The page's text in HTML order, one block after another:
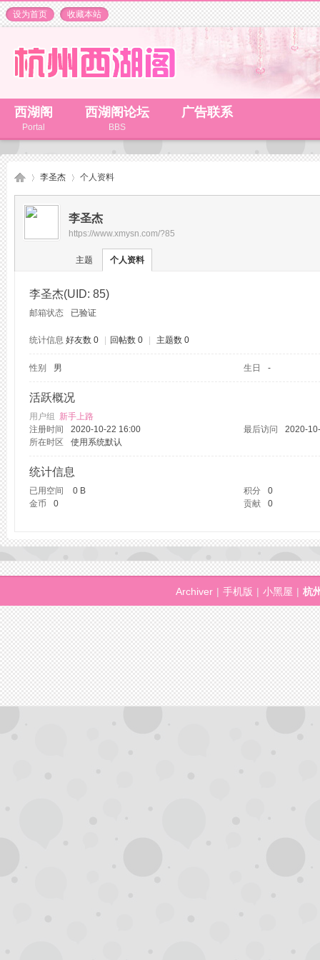
设为首页 收藏本站
西湖阁
Portal
西湖阁论坛
BBS
广告联系
›
李圣杰 个人资料
李圣杰
https://www.xmysn.com/?85
主题 个人资料
李圣杰(UID: 85)
邮箱状态 已验证
统计信息 好友数 0 回帖数 0 主题数 0
性别 男 生日 -
活跃概况
用户组 新手上路
注册时间
2020-10-22 16:00 最后访问
2020-
所在时区
使用系统默认
统计信息
已用空间 0 B 积分
0
金币
0 贡献 0
Archiver | 手机版 | 小黑屋 | 杭